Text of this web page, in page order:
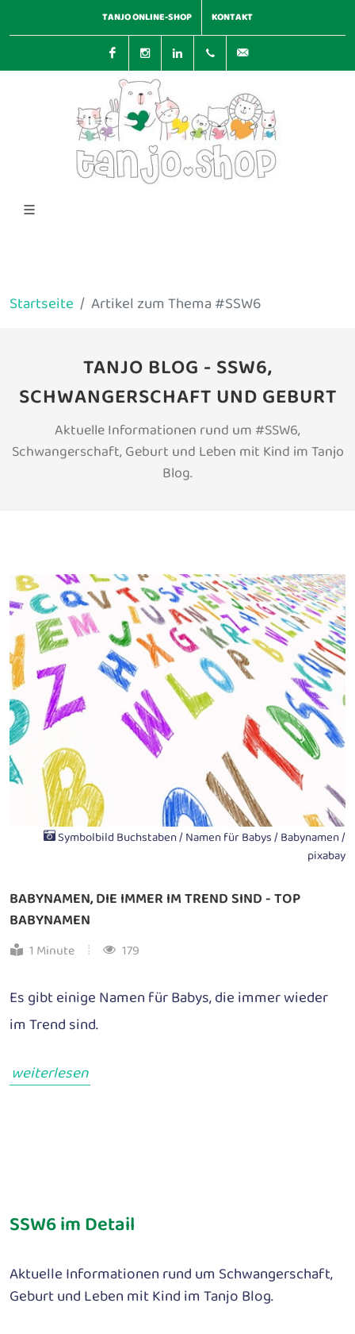
TANJO ONLINE-SHOP KONTAKT
FacebookInstagramLinkedIn 0351 / 84 72 98 01
Startseite Artikel zum Thema #SSW6
TANJO BLOG - SSW6,
SCHWANGERSCHAFT UND GEBURT
Aktuelle Informationen rund um #SSW6,
Schwangerschaft, Geburt und Leben mit Kind im Tanjo
Blog.
Symbolbild Buchstaben / Namen für Babys / Babynamen /
pixabay
BABYNAMEN, DIE IMMER IM TREND SIND - TOP
BABYNAMEN
1 Minute 179
Es gibt einige Namen für Babys, die immer wieder
im Trend sind.
weiterlesen
SSW6 im Detail
Aktuelle Informationen rund um Schwangerschaft,
Geburt und Leben mit Kind im Tanjo Blog.